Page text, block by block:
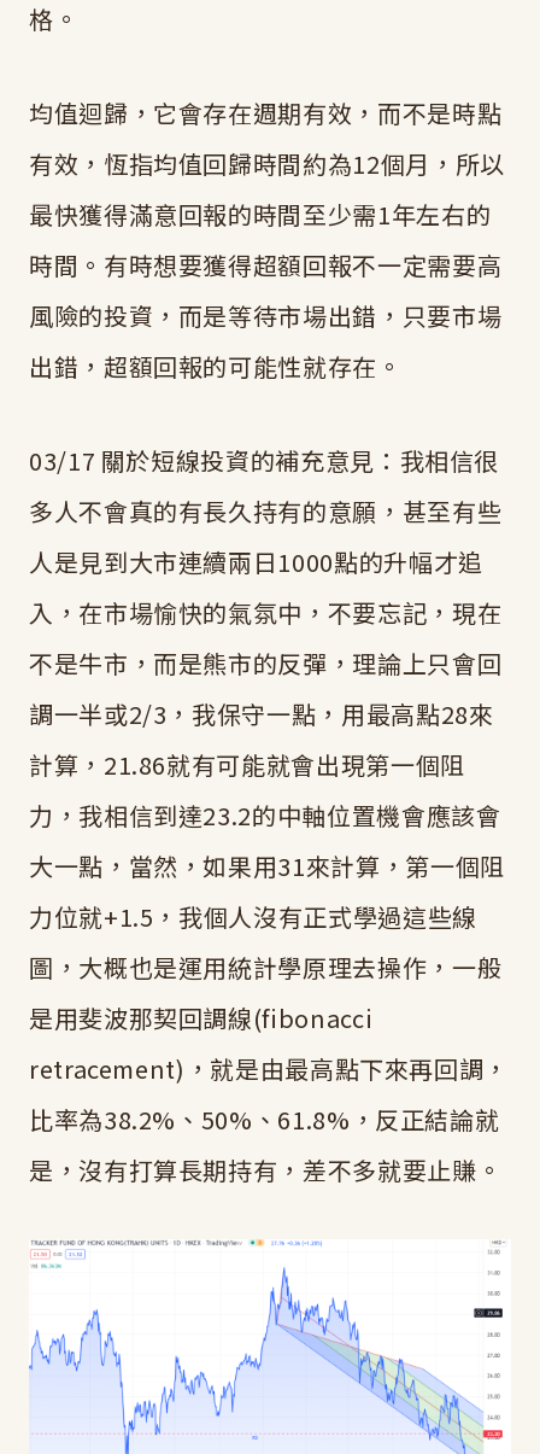
格。
均值迴歸，它會存在週期有效，而不是時點
有效，恆指均值回歸時間約為12個月，所以
最快獲得滿意回報的時間至少需1年左右的
時間。有時想要獲得超額回報不一定需要高
風險的投資，而是等待市場出錯，只要市場
出錯，超額回報的可能性就存在。
03/17 關於短線投資的補充意見：我相信很
多人不會真的有長久持有的意願，甚至有些
人是見到大市連續兩日1000點的升幅才追
入，在市場愉快的氣氛中，不要忘記，現在
不是牛市，而是熊市的反彈，理論上只會回
調一半或2/3，我保守一點，用最高點28來
計算，21.86就有可能就會出現第一個阻
力，我相信到達23.2的中軸位置機會應該會
大一點，當然，如果用31來計算，第一個阻
力位就+1.5，我個人沒有正式學過這些線
圖，大概也是運用統計學原理去操作，一般
是用斐波那契回調線(fibonacci
retracement)，就是由最高點下來再回調，
比率為38.2%、50%、61.8%，反正結論就
是，沒有打算長期持有，差不多就要止賺。